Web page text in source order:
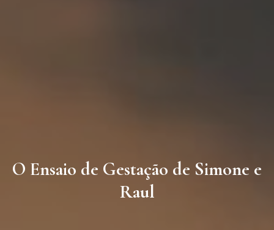
O Ensaio de Gestação de Simone e
Raul